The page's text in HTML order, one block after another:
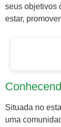
seus objetivos
estar,
Situada no
uma